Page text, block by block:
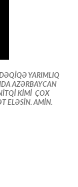
YARIMLIQ
AZƏRBAYCAN
KİMİ ÇOX
ELƏSİN. AMİN.